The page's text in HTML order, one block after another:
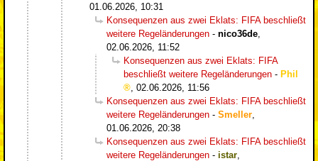
01.06.2026, 10:31
Konsequenzen aus zwei Eklats: FIFA beschließt
weitere Regeländerungen - nico36de
02.06.2026, 11:52
Konsequenzen aus zwei Eklats: FIFA
beschließt weitere Regeländerungen - Phil
02.06.2026, 11:56
Konsequenzen aus zwei Eklats: FIFA beschließt
weitere Regeländerungen - Smeller
01.06.2026, 20:38
Konsequenzen aus zwei Eklats: FIFA beschließt
weitere Regeländerungen - istar